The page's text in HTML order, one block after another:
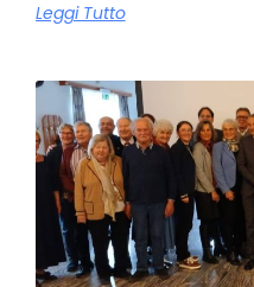
Leggi Tutto